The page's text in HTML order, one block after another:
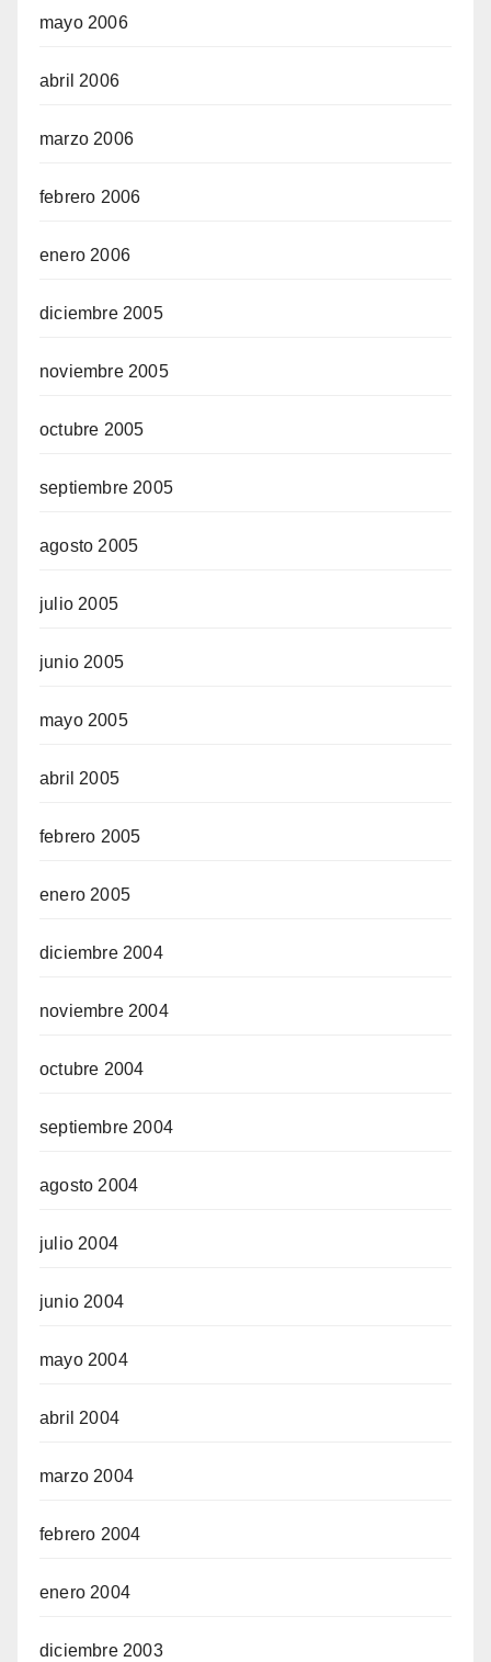
mayo 2006
abril 2006
marzo 2006
febrero 2006
enero 2006
diciembre 2005
noviembre 2005
octubre 2005
septiembre 2005
agosto 2005
julio 2005
junio 2005
mayo 2005
abril 2005
febrero 2005
enero 2005
diciembre 2004
noviembre 2004
octubre 2004
septiembre 2004
agosto 2004
julio 2004
junio 2004
mayo 2004
abril 2004
marzo 2004
febrero 2004
enero 2004
diciembre 2003